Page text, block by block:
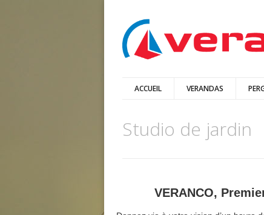
ACCUEIL VERANDAS
Studio de jardin
VERANCO,